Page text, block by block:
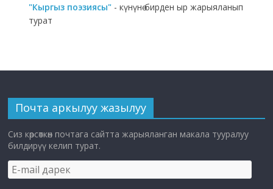
"Кыргыз поэзиясы" - күнүнө бирден ыр жарыяланып
турат
Почта аркылуу жазылуу
Сиз көрсөткөн почтага сайтта жарыяланган макала тууралуу
билдирүү келип турат.
E-
mail